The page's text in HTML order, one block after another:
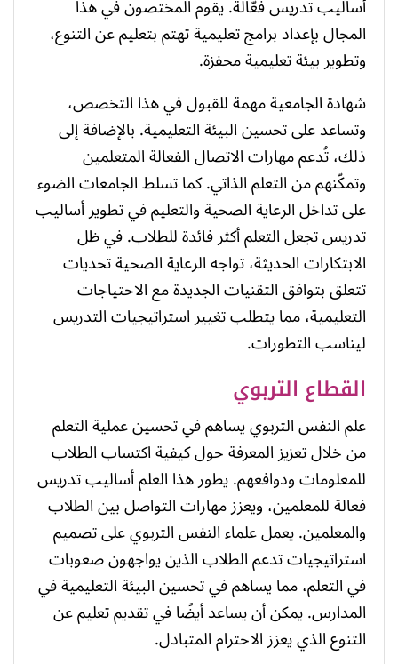
أساليب تدريس فعّالة. يقوم المختصون في هذا
المجال بإعداد برامج تعليمية تهتم بتعليم عن التنوع،
وتطوير بيئة تعليمية محفزة.
شهادة الجامعية مهمة للقبول في هذا التخصص،
وتساعد على تحسين البيئة التعليمية. بالإضافة إلى
ذلك، تُدعم مهارات الاتصال الفعالة المتعلمين
وتمكّنهم من التعلم الذاتي. كما تسلط الجامعات الضوء
على تداخل الرعاية الصحية والتعليم في تطوير أساليب
تدريس تجعل التعلم أكثر فائدة للطلاب. في ظل
الابتكارات الحديثة، تواجه الرعاية الصحية تحديات
تتعلق بتوافق التقنيات الجديدة مع الاحتياجات
التعليمية، مما يتطلب تغيير استراتيجيات التدريس
ليناسب التطورات.
القطاع التربوي
علم النفس التربوي يساهم في تحسين عملية التعلم
من خلال تعزيز المعرفة حول كيفية اكتساب الطلاب
للمعلومات ودوافعهم. يطور هذا العلم أساليب تدريس
فعالة للمعلمين، ويعزز مهارات التواصل بين الطلاب
والمعلمين. يعمل علماء النفس التربوي على تصميم
استراتيجيات تدعم الطلاب الذين يواجهون صعوبات
في التعلم، مما يساهم في تحسين البيئة التعليمية في
المدارس. يمكن أن يساعد أيضًا في تقديم تعليم عن
التنوع الذي يعزز الاحترام المتبادل.